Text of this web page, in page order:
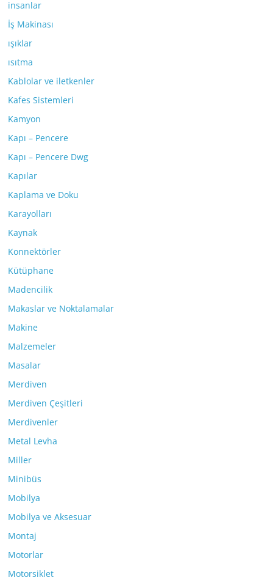
insanlar
İş Makinası
ışıklar
ısıtma
Kablolar ve iletkenler
Kafes Sistemleri
Kamyon
Kapı – Pencere
Kapı – Pencere Dwg
Kapılar
Kaplama ve Doku
Karayolları
Kaynak
Konnektörler
Kütüphane
Madencilik
Makaslar ve Noktalamalar
Makine
Malzemeler
Masalar
Merdiven
Merdiven Çeşitleri
Merdivenler
Metal Levha
Miller
Minibüs
Mobilya
Mobilya ve Aksesuar
Montaj
Motorlar
Motorsiklet